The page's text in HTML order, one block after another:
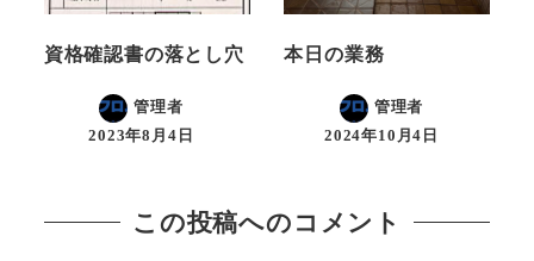
資格確認書の落とし穴
管理者
2023年8月4日
本日の業務
管理者
2024年10月4日
この投稿へのコメント